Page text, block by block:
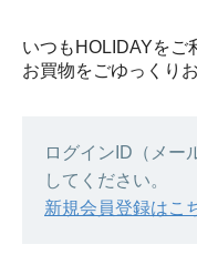
いつもHOLIDAYをご
お買物をごゆっくり
ログインID（メー
してください。
新規会員登録はこ